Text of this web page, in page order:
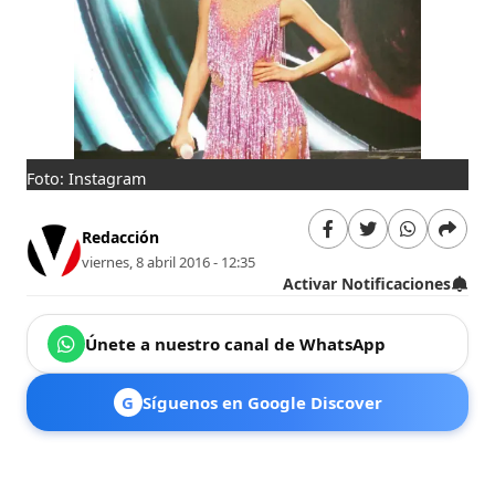
Foto: Instagram
Redacción
viernes, 8 abril 2016 - 12:35
Activar Notificaciones
Únete a nuestro canal de WhatsApp
G Síguenos en Google Discover